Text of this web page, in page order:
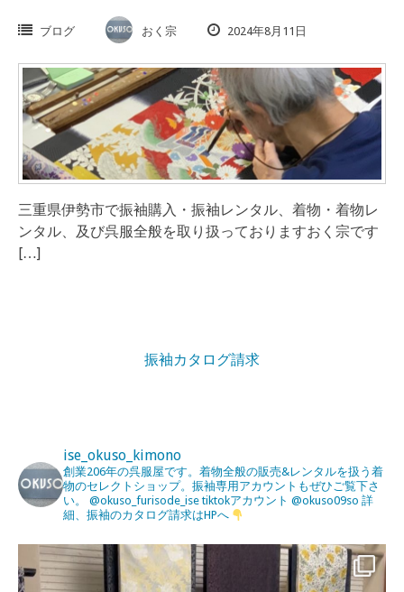
ブログ おく宗 2024年8月11日
三重県伊勢市で振袖購入・振袖レンタル、着物・着物レ
ンタル、及び呉服全般を取り扱っておりますおく宗です
[…]
振袖カタログ請求
ise_okuso_kimono
創業206年の呉服屋です。着物全般の販売&レンタルを扱う着
物のセレクトショップ。振袖専用アカウントもぜひご覧下さ
い。
@okuso_furisode_isetiktokアカウント @okuso09so 詳
細、振袖のカタログ請求はHPへ